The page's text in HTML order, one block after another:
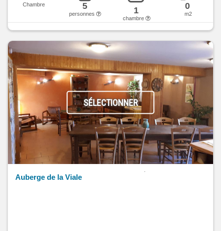
Chambre 5
personnes 1
chambre
0
m2
SÉLECTIONNER
Auberge de la Viale